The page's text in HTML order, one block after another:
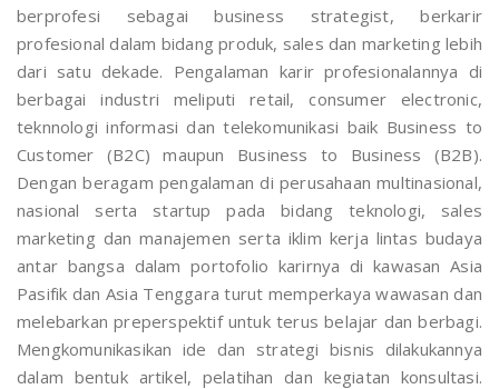
berprofesi sebagai business strategist, berkarir
profesional dalam bidang produk, sales dan marketing lebih
dari satu dekade. Pengalaman karir profesionalannya di
berbagai industri meliputi retail, consumer electronic,
teknnologi informasi dan telekomunikasi baik Business to
Customer (B2C) maupun Business to Business (B2B).
Dengan beragam pengalaman di perusahaan multinasional,
nasional serta startup pada bidang teknologi, sales
marketing dan manajemen serta iklim kerja lintas budaya
antar bangsa dalam portofolio karirnya di kawasan Asia
Pasifik dan Asia Tenggara turut memperkaya wawasan dan
melebarkan preperspektif untuk terus belajar dan berbagi.
Mengkomunikasikan ide dan strategi bisnis dilakukannya
dalam bentuk artikel, pelatihan dan kegiatan konsultasi.